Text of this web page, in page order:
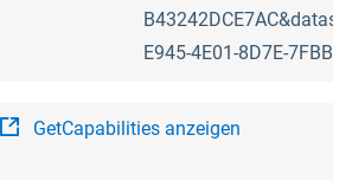
E945-4E01-8D7E-
Get­Ca­pa­bi­li­ties an­zei­gen